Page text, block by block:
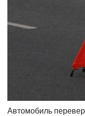
Автомобиль